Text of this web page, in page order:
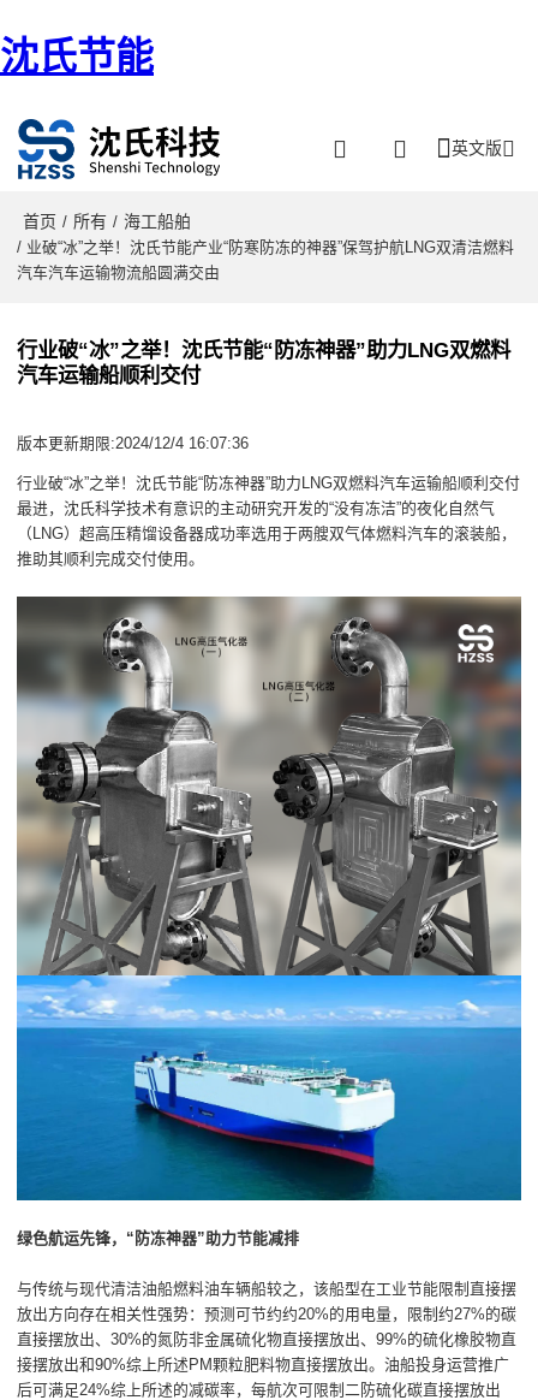
沈氏节能
英文版
首页 / 所有 / 海工船舶
/ 业破“冰”之举！沈氏节能产业“防寒防冻的神器”保驾护航LNG双清洁燃料
汽车汽车运输物流船圆满交由
行业破“冰”之举！沈氏节能“防冻神器”助力LNG双燃料
汽车运输船顺利交付
版本更新期限:2024/12/4 16:07:36
行业破“冰”之举！沈氏节能“防冻神器”助力LNG双燃料汽车运输船顺利交付
最进，沈氏科学技术有意识的主动研究开发的“没有冻洁”的夜化自然气
（LNG）超高压精馏设备器成功率选用于两艘双气体燃料汽车的滚装船，
推助其顺利完成交付使用。
绿色航运先锋，“防冻神器”助力节能减排
与传统与现代清洁油船燃料油车辆船较之，该船型在工业节能限制直接摆
放出方向存在相关性强势：预测可节约约20%的用电量，限制约27%的碳
直接摆放出、30%的氮防非金属硫化物直接摆放出、99%的硫化橡胶物直
接摆放出和90%综上所述PM颗粒肥料物直接摆放出。油船投身运营推广
后可满足24%综上所述的减碳率，每航次可限制二防硫化碳直接摆放出